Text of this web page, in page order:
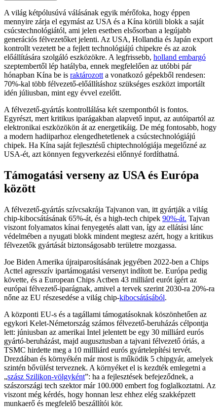
A világ kétpólusúvá válásának egyik mérőfoka, hogy éppen
mennyire zárja el egymást az USA és a Kína körüli blokk a saját
csúcstechnológiától, ami jelen esetben elsősorban a legújabb
generációs félvezetőket jelenti. Az USA, Hollandia és Japán export
kontrollt vezetett be a fejlett technológiájú chipekre és az azok
előállítására szolgáló eszközökre. A legfrissebb, holland embargó
szeptembertől lép hatályba, ennek megfelelően az utóbbi pár
hónapban Kína be is raktározott a vonatkozó gépekből rendesen:
70%-kal több félvezető-előállításhoz szükséges eszközt importált
idén júliusban, mint egy évvel ezelőtt.
A félvezető-gyártás kontrollálása két szempontból is fontos.
Egyrészt, mert kritikus iparágakban alapvető input, az autóipartól az
elektronikai eszközökön át az energetikáig. De még fontosabb, hogy
a modern hadiiparhoz elengedhetetlenek a csúcstechnológiájú
chipek. Ha Kína saját fejlesztésű chiptechnológiája megelőzné az
USA-ét, azt könnyen fegyverkezési előnnyé fordíthatná.
Támogatási verseny az USA és Európa
között
A félvezető-gyártás szívcsakrája Tajvanon van, itt gyártják a világ
chip-kibocsátásának 65%-át, és a high-tech chipek 90%-át. Tajvan
viszont folyamatos kínai fenyegetés alatt van, így az ellátási lánc
védelmében a nyugati blokk mindent megtesz azért, hogy a kritikus
félvezetők gyártását biztonságosabb területre mozgassa.
Joe Biden Amerika újraiparosításának jegyében 2022-ben a Chips
Acttel agresszív ipartámogatási versenyt indított be. Európa pedig
követte, és a European Chips Actben 43 milliárd eurót ígért az
európai félvezető-iparágnak, amivel a tervek szerint 2030-ra 20%-ra
nőne az EU részesedése a világ chip-kibocsátásából.
A központi EU-s és a tagállami támogatásoknak köszönhetően az
egykori Kelet-Németország számos félvezető-beruházás célpontja
lett: júniusban az amerikai Intel jelentett be egy 30 milliárd eurós
gyártó-beruházást, majd augusztusban a tajvani félvezető óriás, a
TSMC hirdette meg a 10 millliárd eurós gyártelepítési tervét.
Drezdában és környékén már most is működik 5 chipgyár, amelyek
szintén bővülést terveznek. A környéket el is kezdték emlegetni a
„szász Szilikon-völgyként”: ha a fejlesztések befejeződnek, a
szászországi tech szektor már 100.000 embert fog foglalkoztatni. Az
viszont még kérdés, hogy honnan lesz ehhez elég szakképzett
munkaerő és megfelelő beszállítói kör.